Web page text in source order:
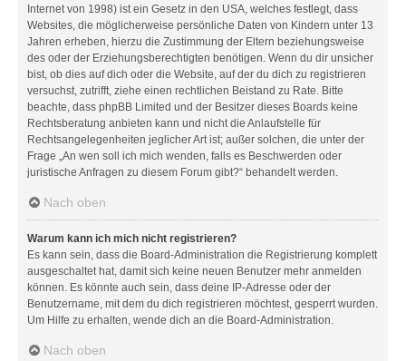
Internet von 1998) ist ein Gesetz in den USA, welches festlegt, dass
Websites, die möglicherweise persönliche Daten von Kindern unter 13
Jahren erheben, hierzu die Zustimmung der Eltern beziehungsweise
des oder der Erziehungsberechtigten benötigen. Wenn du dir unsicher
bist, ob dies auf dich oder die Website, auf der du dich zu registrieren
versuchst, zutrifft, ziehe einen rechtlichen Beistand zu Rate. Bitte
beachte, dass phpBB Limited und der Besitzer dieses Boards keine
Rechtsberatung anbieten kann und nicht die Anlaufstelle für
Rechtsangelegenheiten jeglicher Art ist; außer solchen, die unter der
Frage „An wen soll ich mich wenden, falls es Beschwerden oder
juristische Anfragen zu diesem Forum gibt?“ behandelt werden.
Nach oben
Warum kann ich mich nicht registrieren?
Es kann sein, dass die Board-Administration die Registrierung komplett
ausgeschaltet hat, damit sich keine neuen Benutzer mehr anmelden
können. Es könnte auch sein, dass deine IP-Adresse oder der
Benutzername, mit dem du dich registrieren möchtest, gesperrt wurden.
Um Hilfe zu erhalten, wende dich an die Board-Administration.
Nach oben